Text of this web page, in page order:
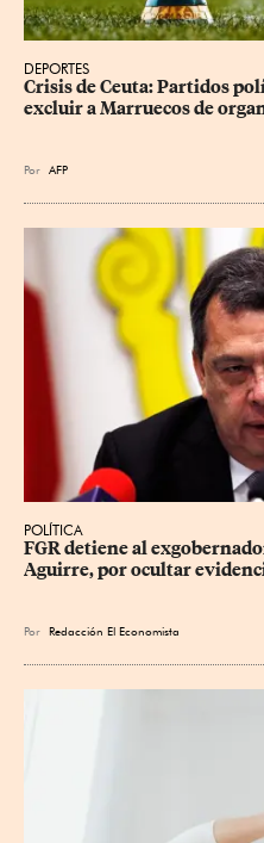
DEPORTES
Crisis de Ceuta: Partidos
excluir a Marruecos de
Por AFP
POLÍTICA
FGR detiene al
Aguirre, por ocultar
Por Redacción El Economista